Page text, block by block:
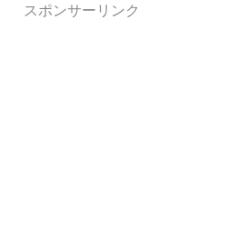
スポンサーリンク